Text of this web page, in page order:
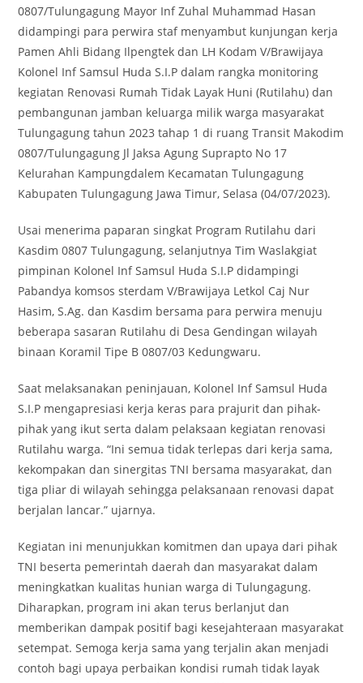
0807/Tulungagung Mayor Inf Zuhal Muhammad Hasan
didampingi para perwira staf menyambut kunjungan kerja
Pamen Ahli Bidang Ilpengtek dan LH Kodam V/Brawijaya
Kolonel Inf Samsul Huda S.I.P dalam rangka monitoring
kegiatan Renovasi Rumah Tidak Layak Huni (Rutilahu) dan
pembangunan jamban keluarga milik warga masyarakat
Tulungagung tahun 2023 tahap 1 di ruang Transit Makodim
0807/Tulungagung Jl Jaksa Agung Suprapto No 17
Kelurahan Kampungdalem Kecamatan Tulungagung
Kabupaten Tulungagung Jawa Timur, Selasa (04/07/2023).
Usai menerima paparan singkat Program Rutilahu dari
Kasdim 0807 Tulungagung, selanjutnya Tim Waslakgiat
pimpinan Kolonel Inf Samsul Huda S.I.P didampingi
Pabandya komsos sterdam V/Brawijaya Letkol Caj Nur
Hasim, S.Ag. dan Kasdim bersama para perwira menuju
beberapa sasaran Rutilahu di Desa Gendingan wilayah
binaan Koramil Tipe B 0807/03 Kedungwaru.
Saat melaksanakan peninjauan, Kolonel Inf Samsul Huda
S.I.P mengapresiasi kerja keras para prajurit dan pihak-
pihak yang ikut serta dalam pelaksaan kegiatan renovasi
Rutilahu warga. “Ini semua tidak terlepas dari kerja sama,
kekompakan dan sinergitas TNI bersama masyarakat, dan
tiga pliar di wilayah sehingga pelaksanaan renovasi dapat
berjalan lancar.” ujarnya.
Kegiatan ini menunjukkan komitmen dan upaya dari pihak
TNI beserta pemerintah daerah dan masyarakat dalam
meningkatkan kualitas hunian warga di Tulungagung.
Diharapkan, program ini akan terus berlanjut dan
memberikan dampak positif bagi kesejahteraan masyarakat
setempat. Semoga kerja sama yang terjalin akan menjadi
contoh bagi upaya perbaikan kondisi rumah tidak layak